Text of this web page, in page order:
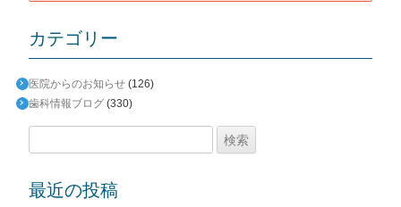
カテゴリー
医院からのお知らせ (126)
歯科情報ブログ (330)
最近の投稿